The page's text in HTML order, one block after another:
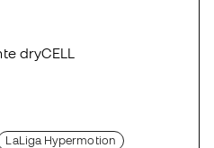
dryCELL
LaLiga Hypermotion